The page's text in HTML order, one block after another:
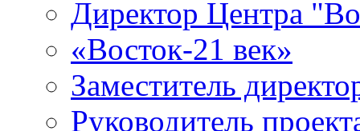
Директор Центра
«Восток-21 век»
Заместитель
Руководитель